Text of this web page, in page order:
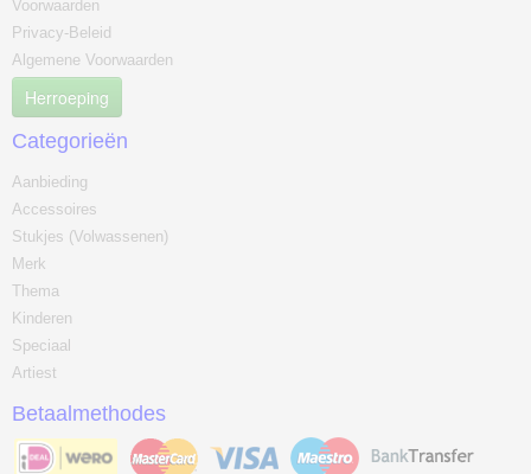
Voorwaarden
Privacy-Beleid
Algemene Voorwaarden
Herroeping
Categorieën
Aanbieding
Accessoires
Stukjes (Volwassenen)
Merk
Thema
Kinderen
Speciaal
Artiest
Betaalmethodes